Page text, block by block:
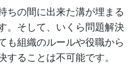
ちの間に出来た溝が埋まる
。そして、いくら問題解決
も組織のルールや役職から
ることは不可能です。